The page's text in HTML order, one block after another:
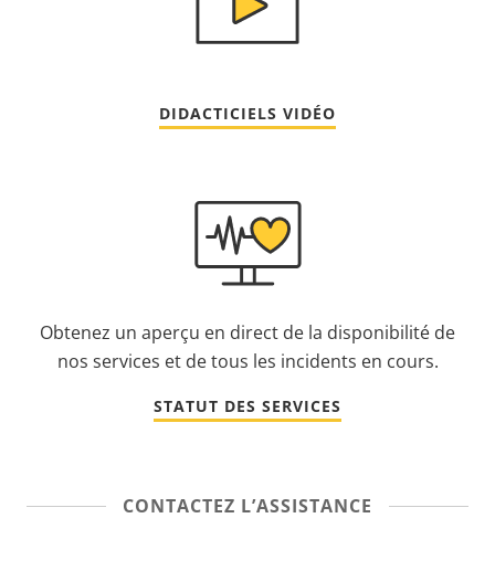
DIDACTICIELS VIDÉO
Obtenez un aperçu en direct de la disponibilité de
nos services et de tous les incidents en cours.
STATUT DES SERVICES
CONTACTEZ L’ASSISTANCE